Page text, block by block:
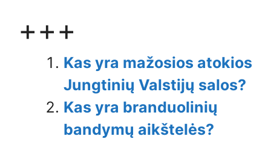
+++
Kas yra mažosios atokios
Jungtinių Valstijų salos?
Kas yra branduolinių
bandymų aikštelės?